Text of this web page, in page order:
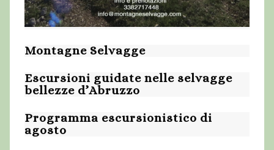
Montagne Selvagge
Escursioni guidate nelle selvagge
bellezze d’Abruzzo
Programma escursionistico di
agosto